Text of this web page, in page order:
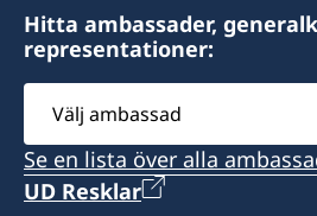
Hampshire, Rhode Island
Besök enligt
tidsbokning.
Ring eller skicka e-post för
Distrikt: Pennsylvania
Öppettider: måndag-fredag kl
Endast besök via tidsbokning.
Öppettider: kl 08.00-17.00,
13.00.
Telefontider: kl 09.00-12.00
torsdag.
Hitta ambassader,
representationer:
Välj
ambassad
Se en lista över alla
UD Resklar